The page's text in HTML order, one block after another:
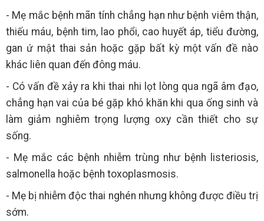
- Mẹ mắc bệnh mãn tính chẳng hạn như bệnh viêm thận,
thiếu máu, bệnh tim, lao phổi, cao huyết áp, tiểu đường,
gan ứ mật thai sản hoặc gặp bất kỳ một vấn đề nào
khác liên quan đến đông máu.
- Có vấn đề xảy ra khi thai nhi lọt lòng qua ngã âm đạo,
chẳng hạn vai của bé gặp khó khăn khi qua ống sinh và
làm giảm nghiêm trọng lượng oxy cần thiết cho sự
sống.
- Mẹ mắc các bệnh nhiễm trùng như bệnh listeriosis,
salmonella hoặc bệnh toxoplasmosis.
- Mẹ bị nhiễm độc thai nghén nhưng không được điều trị
sớm.